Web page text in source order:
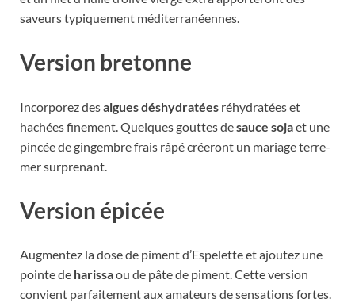
saveurs typiquement méditerranéennes.
Version bretonne
Incorporez desalgues déshydratées réhydratées et
hachées finement. Quelques gouttes desauce sojaet une
pincée de gingembre frais râpé créeront un mariage terre-
mer surprenant.
Version épicée
Augmentez la dose de piment d’Espelette et ajoutez une
pointe de harissaou de pâte de piment. Cette version
convient parfaitement aux amateurs de sensations fortes.